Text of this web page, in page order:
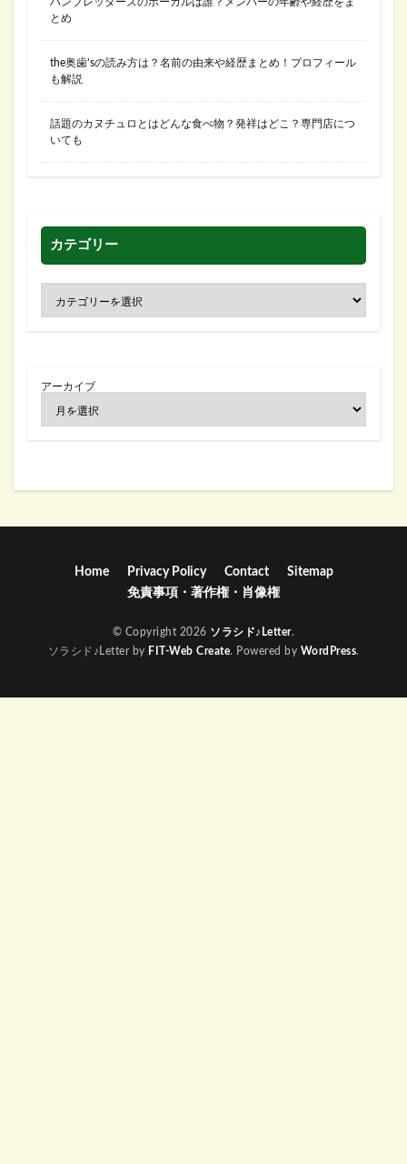
とめ
the奥歯’sの読み方は？名前の由来や経歴まとめ！プロフィール
も解説
話題のカヌチュロとはどんな食べ物？発祥はどこ？専門店につ
いても
カテゴリー
アーカイブ
Home Privacy Policy Contact
Sitemap
免責事項・著作権・肖像権
© Copyright 2026 ソラシド♪Letter.
ソラシド♪Letter by FIT-Web Create. Powered by WordPress.